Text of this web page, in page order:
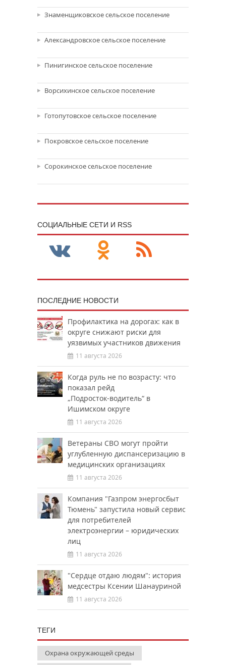
Знаменщиковское сельское поселение
Александровское сельское поселение
Пинигинское сельское поселение
Ворсихинское сельское поселение
Готопутовское сельское поселение
Покровское сельское поселение
Сорокинское сельское поселение
CОЦИАЛЬНЫЕ СЕТИ И RSS
ПОСЛЕДНИЕ НОВОСТИ
Профилактика на дорогах: как в
округе снижают риски для
уязвимых участников движения
11 августа 2026
Когда руль не по возрасту: что
показал рейд
„Подросток‑водитель“ в
Ишимском округе
11 августа 2026
Ветераны СВО могут пройти
углубленную диспансеризацию в
медицинских организациях
11 августа 2026
Компания "Газпром энергосбыт
Тюмень" запустила новый сервис
для потребителей
электроэнергии – юридических
лиц
11 августа 2026
"Сердце отдаю людям": история
медсестры Ксении Шанауриной
11 августа 2026
ТЕГИ
Охрана окружающей среды